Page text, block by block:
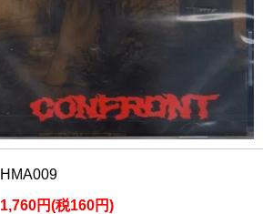
HMA009
1,760円(税160円)